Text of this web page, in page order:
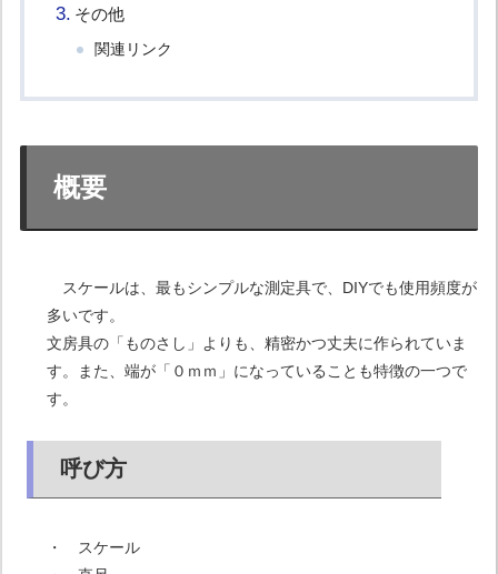
その他
関連リンク
概要
スケールは、最もシンプルな測定具で、DIYでも使用頻度が
多いです。
文房具の「ものさし」よりも、精密かつ丈夫に作られていま
す。また、端が「０ｍｍ」になっていることも特徴の一つで
す。
呼び方
・ スケール